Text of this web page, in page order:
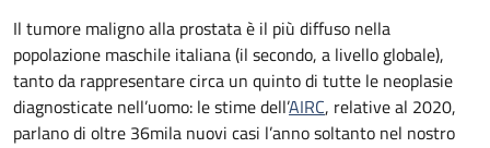
Il tumore maligno alla prostata è il più diffuso nella
popolazione maschile italiana (il secondo, a livello globale),
tanto da rappresentare circa un quinto di tutte le neoplasie
diagnosticate nell’uomo: le stime dell’AIRC, relative al 2020,
parlano di oltre 36mila nuovi casi l’anno soltanto nel nostro